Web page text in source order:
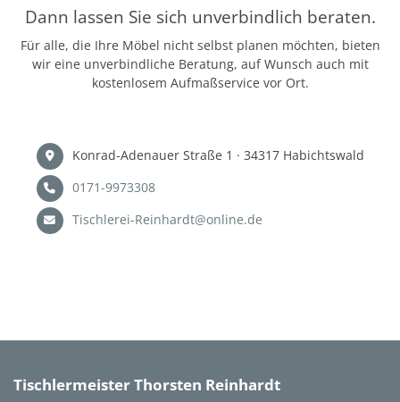
Dann lassen Sie sich unverbindlich beraten.
Für alle, die Ihre Möbel nicht selbst planen möchten, bieten
wir eine unverbindliche Beratung, auf Wunsch auch mit
kostenlosem Aufmaßservice vor Ort.
Konrad-Adenauer Straße 1 · 34317 Habichtswald
0171-9973308
Tischlerei-Reinhardt@online.de
Tischlermeister Thorsten Reinhardt